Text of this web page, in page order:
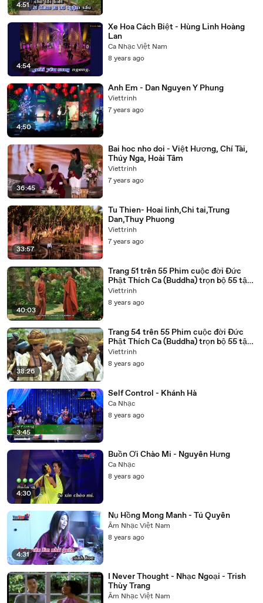
4:51
4:54
Xe Hoa Cách Biệt - Hùng Linh Hoàng
Lan
Ca Nhạc Việt Nam
8 years ago
4:50
Anh Em - Dan Nguyen Y Phung
Viettrinh
7 years ago
36:45
Bai hoc nho doi - Việt Hương, Chí Tài,
Thúy Nga, Hoài Tâm
Viettrinh
7 years ago
33:57
Tu Thien- Hoai linh,Chi tai,Trung
Dan,Thuy Phuong
Viettrinh
7 years ago
40:03
Trang 51 trên 55 Phim cuộc đời Đức
Phật Thích Ca (Buddha) trọn bộ 55 tập
lồng tiếng
Viettrinh
8 years ago
38:26
Trang 54 trên 55 Phim cuộc đời Đức
Phật Thích Ca (Buddha) trọn bộ 55 tập
lồng tiếng
Viettrinh
8 years ago
3:45
Self Control - Khánh Hà
Ca Nhạc
8 years ago
4:30
Buồn Ơi Chào Mi - Nguyên Hưng
Ca Nhạc
8 years ago
4:31
Nụ Hồng Mong Manh - Tú Quyên
Âm Nhạc Việt Nam
8 years ago
I Never Thought - Nhạc Ngoại - Trish
Thùy Trang
Âm Nhạc Việt Nam